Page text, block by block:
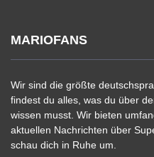
MARIOFANS
Wir sind die größte
findest du alles, was du über
wissen musst. Wir bieten
aktuellen Nachrichten über
schau dich in Ruhe um.